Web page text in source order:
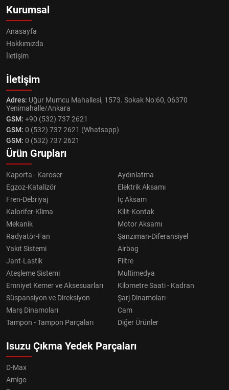
Kurumsal
Anasayfa
Hakkımızda
İletişim
İletişim
Adres: Uğur Mumcu Mahallesi, 1573. Sokak No:60, 06370
Yenimahalle/Ankara
GSM: +90 (532) 737 2621
GSM: 0 (532) 737 2621 (Whatsapp)
GSM: 0 (532) 737 2621
Ürün Grupları
Kaporta - Karoser
Aydınlatma
Egzoz-Katalizör
Elektrik Aksamı
Fren-Debriyaj
İç Aksam
Kalorifer-Klima
Kilit-Kontak
Mekanik
Motor Aksamı
Radyatör-Fan
Şanzıman-Diferansiyel
Yakıt Sistemi
Airbag
Jant-Lastik
Filtre
Ateşleme Sistemi
Multimedya
Emniyet Kemer ve Aksesuarları
Kilometre Saati - Kadran
Süspansiyon ve Direksiyon
Şarj Dinamoları
Marş Dinamoları
Cam
Tampon - Tampon Parçaları
Diğer Ürünler
Isuzu Çıkma Yedek Parçaları
D-Max
Amigo